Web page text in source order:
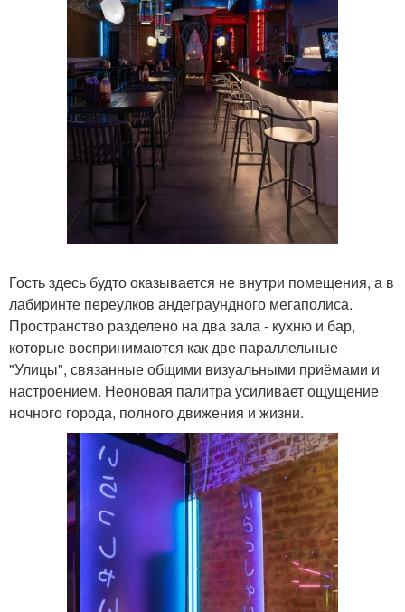
Гость здесь будто оказывается не внутри помещения, а в
лабиринте переулков андеграундного мегаполиса.
Пространство разделено на два зала - кухню и бар,
которые воспринимаются как две параллельные
"Улицы", связанные общими визуальными приёмами и
настроением. Неоновая палитра усиливает ощущение
ночного города, полного движения и жизни.